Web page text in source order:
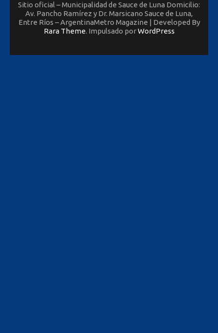
Sitio oficial – Municipalidad de Sauce de Luna Domicilio:
Av. Pancho Ramírez y Dr. Marsicano Sauce de Luna,
Entre Ríos – ArgentinaMetro Magazine | Developed By
Rara Theme. Impulsado porWordPress